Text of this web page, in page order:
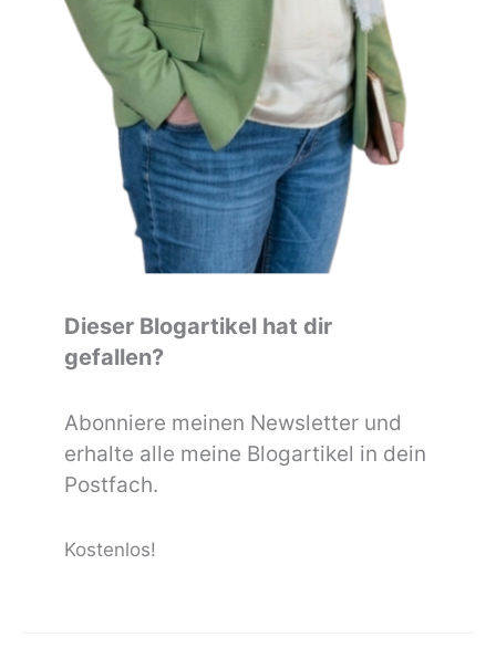
Dieser Blogartikel hat dir
gefallen?
Abonniere meinen Newsletter und
erhalte alle meine Blogartikel in dein
Postfach.
Kostenlos!